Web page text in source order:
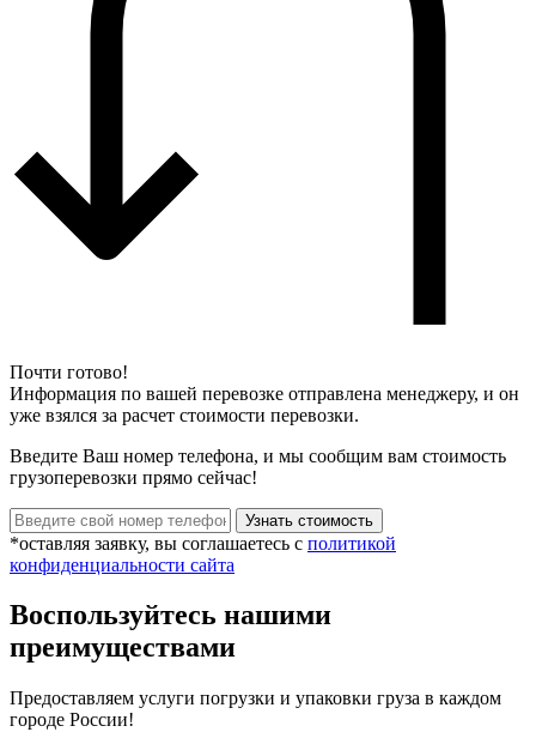
Почти готово!
Информация по вашей перевозке отправлена менеджеру, и он
уже взялся за расчет стоимости перевозки.
Введите Ваш номер телефона, и мы сообщим вам стоимость
грузоперевозки прямо сейчас!
*оставляя заявку, вы соглашаетесь с политикой
конфиденциальности сайта
Воспользуйтесь нашими
преимуществами
Предоставляем услуги погрузки и упаковки груза в каждом
городе России!